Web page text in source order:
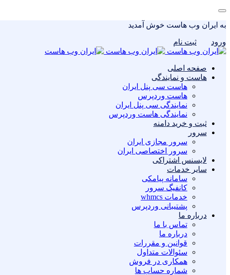
به ایران وب هاست خوش آمدید
ورود ثبت نام
صفحه اصلی
هاست و نمایندگی
هاست سی پنل ایران
هاست وردپرس
نمایندگی سی پنل ایران
نمایندگی هاست وردپرس
ثبت و خرید دامنه
سرور
سرور مجازی ایران
سرور اختصاصی ایران
لایسنس اشتراکی
سایر خدمات
سامانه پیامکی
کانفیگ سرور
خدمات whmcs
پشتیبانی وردپرس
درباره ما
تماس با ما
درباره ما
قوانین و مقررات
سئوالات متداول
همکاری در فروش
شماره حساب ها